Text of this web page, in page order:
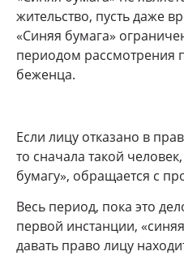
жительство, пусть даже
«Синяя бумага»
периодом рассмотрения
беженца.
Если лицу отказано в
то сначала такой
бумагу», обращается с
Весь период, пока это
первой инстанции,
давать право лицу